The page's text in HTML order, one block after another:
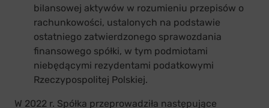
bilansowej aktywów w rozumieniu przepisów o
rachunkowości, ustalonych na podstawie
ostatniego zatwierdzonego sprawozdania
finansowego spółki, w tym podmiotami
niebędącymi rezydentami podatkowymi
Rzeczypospolitej Polskiej.
W 2022 r. Spółka przeprowadziła następujące